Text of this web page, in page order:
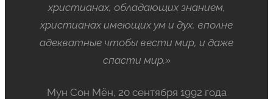
христианах, обладающих знанием,
христианах имеющих ум и дух, вполне
адекватные чтобы вести мир, и даже
спасти мир.»
Мун Сон Мён, 20 сентября 1992 года